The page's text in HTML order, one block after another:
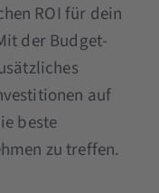
ROI für dein
der Budget-
auf
beste
zu treffen.